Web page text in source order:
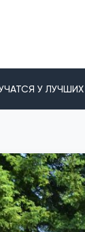
У ЛУЧШИХ